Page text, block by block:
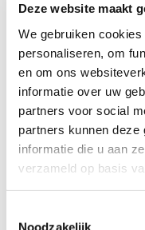
Deze website maakt
We gebruiken
personaliseren, om
en om ons
informatie over uw
partners voor social
partners kunnen deze
informatie die u aan
verzameld op basis
Noodzakelijk